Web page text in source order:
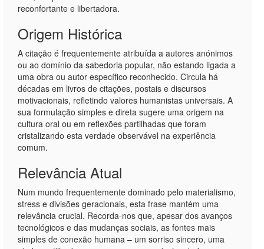
reconfortante e libertadora.
Origem Histórica
A citação é frequentemente atribuída a autores anónimos
ou ao domínio da sabedoria popular, não estando ligada a
uma obra ou autor específico reconhecido. Circula há
décadas em livros de citações, postais e discursos
motivacionais, refletindo valores humanistas universais. A
sua formulação simples e direta sugere uma origem na
cultura oral ou em reflexões partilhadas que foram
cristalizando esta verdade observável na experiência
comum.
Relevância Atual
Num mundo frequentemente dominado pelo materialismo,
stress e divisões geracionais, esta frase mantém uma
relevância crucial. Recorda-nos que, apesar dos avanços
tecnológicos e das mudanças sociais, as fontes mais
simples de conexão humana – um sorriso sincero, uma